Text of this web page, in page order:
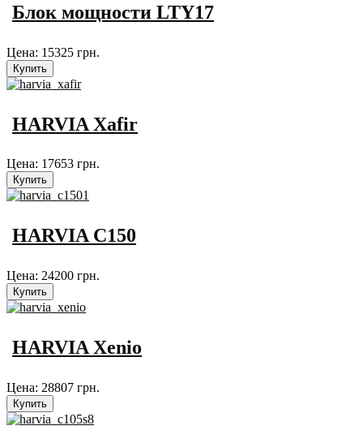
Блок мощности LTY17
Цена: 15325 грн.
HARVIA Xafir
Цена: 17653 грн.
HARVIA C150
Цена: 24200 грн.
HARVIA Xenio
Цена: 28807 грн.